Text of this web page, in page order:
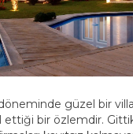
döneminde güzel bir
ettiği bir özlemdir.